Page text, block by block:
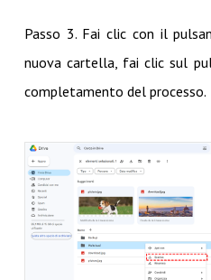
Passo 3. Fai clic con il
nuova cartella, fai clic sul
completamento del processo.